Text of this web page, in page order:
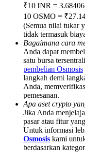
Deposit & Trade
Deposit
Share 500000
Exclusive for
Register & Trade
₹10 INR =
10 OSMO =
(Semua nilai tukar
tidak termasuk
Bagaimana cara
Anda dapat
satu bursa
pembelian Osmosis
langkah demi
Anda,
pemesanan.
Apa aset crypto
Jika Anda
pasar atau fitur
Untuk informasi
Osmosis kami
berdasarkan